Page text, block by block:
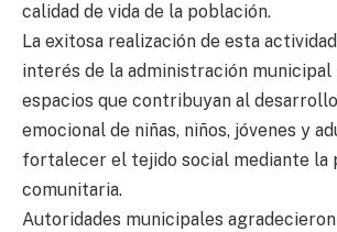
calidad de vida de la población.
La exitosa realización de esta
interés de la administración
espacios que contribuyan al
emocional de niñas, niños, jóvenes y
fortalecer el tejido social mediante la
comunitaria.
Autoridades municipales